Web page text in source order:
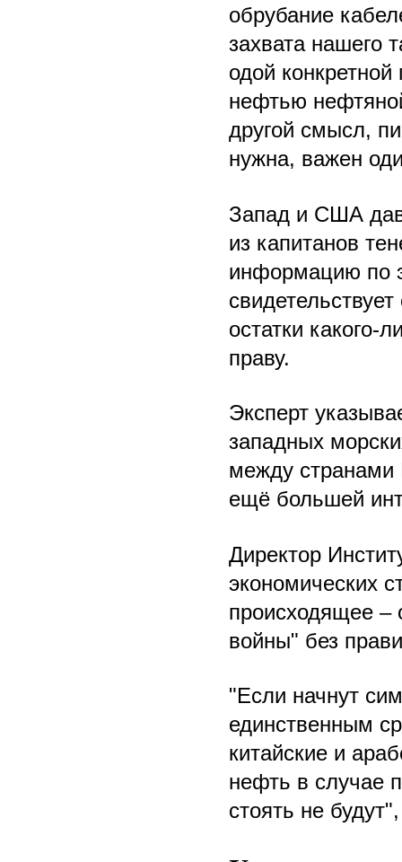
обрубание
захвата нашего
одой конкретной
нефтью
другой смысл,
нужна, важен
Запад и США
из капитанов
информацию по
остатки
праву.
Эксперт
западных
между
ещё большей
Директор
экономических
происходящее –
войны" без
"Если начнут
единственным
китайские и
нефть в случае
стоять не